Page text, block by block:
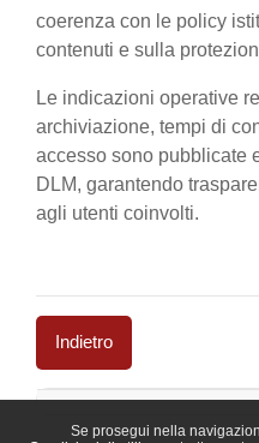
Se prosegui nella
coerenza con le policy
contenuti e sulla
Le indicazioni operative
archiviazione, tempi di
accesso sono pubblicate
DLM, garantendo
agli utenti coinvolti.
Indietro
Blocchi